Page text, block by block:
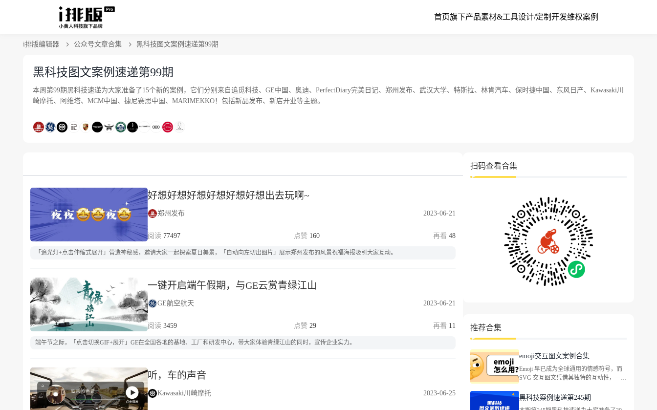
首页旗下产品素材&工具设计/定制开发维权案例
i排版编辑器 公众号文章合集 黑科技图文案例速递第99期
黑科技图文案例速递第99期
本周第99期黑科技速递为大家准备了15个新的案例，它们分别来自追觅科技、GE中国、奥迪、PerfectDiary完美日记、郑州发布、武汉大学、特斯拉、林肯汽车、保时捷中国、东风日产、Kawasaki川
崎摩托、阿维塔、MCM中国、捷尼赛思中国、MARIMEKKO！包括新品发布、新店开业等主题。
好想好想好想好想好想好想出去玩啊~
郑州发布 2023-06-21
77497 160 48
「追光灯+点击伸缩式展开」营造神秘感，邀请大家一起探索夏日美景，「自动向左切出图片」展示郑州发布的风景祝福海报吸引大家互动。
一键开启端午假期，与GE云赏青绿江山
GE航空航天 2023-06-21
3459 29 11
端午节之际，「点击切换GIF+展开」GE在全国各地的基地、工厂和研发中心，带大家体验青绿江山的同时，宣传企业实力。
听，车的声音
Kawasaki川崎摩托 2023-06-25
扫码查看合集
推荐合集
emoji交互图文案例合集
Emoji 早已成为全球通用的情感符号，而
SVG 交互图文凭借其独特的互动性，一起
黑科技案例速递第245期